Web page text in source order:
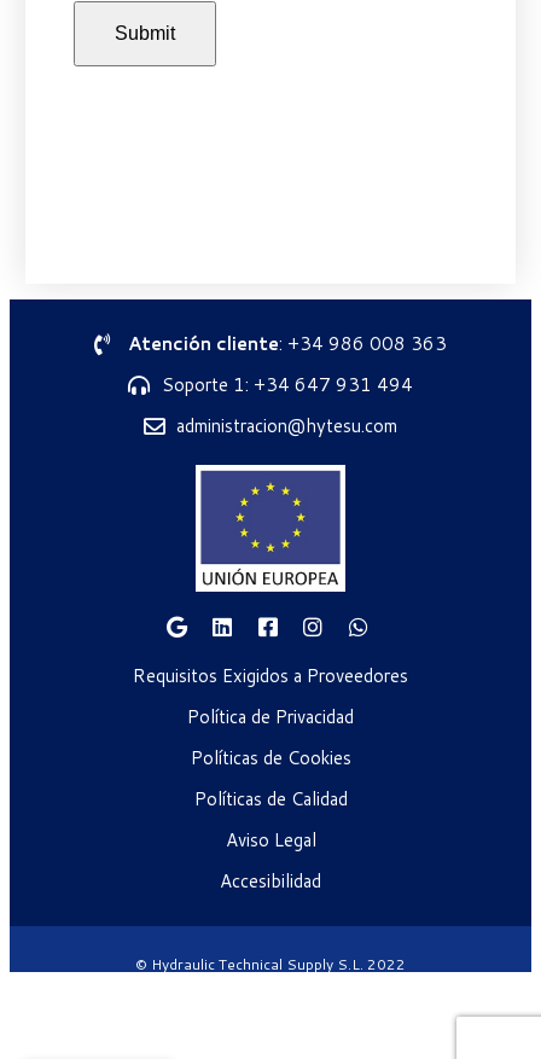
Atención cliente: +34 986 008 363
Soporte 1: +34 647 931 494
administracion@hytesu.com
Requisitos Exigidos a Proveedores
Política de Privacidad
Políticas de Cookies
Políticas de Calidad
Aviso Legal
Accesibilidad
© Hydraulic Technical Supply S.L. 2022